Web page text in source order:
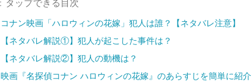
コナン映画「ハロウィンの花嫁」犯人は誰？【ネタバレ注意】
【ネタバレ解説①】犯人が起こした事件は？
【ネタバレ解説②】犯人の動機は？
映画『名探偵コナン ハロウィンの花嫁』のあらすじを簡単に紹介